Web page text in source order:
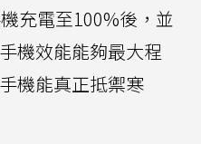
充電至100%後，並
機效能能夠最大程
機能真正抵禦寒